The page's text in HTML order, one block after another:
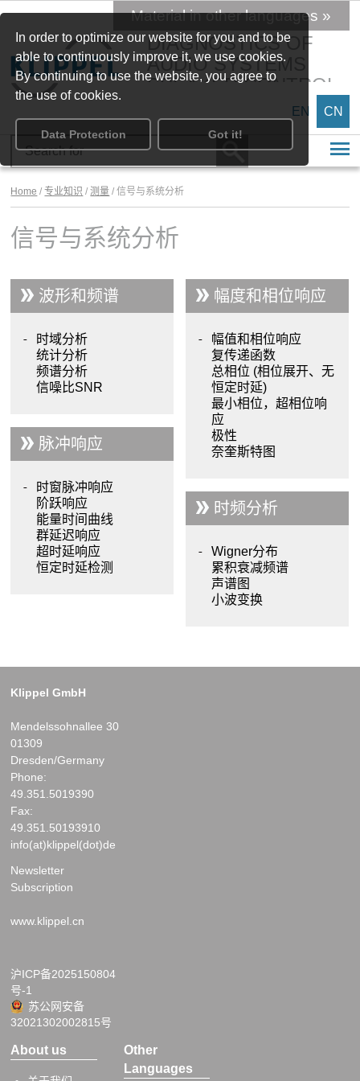
In order to optimize our website for you and to be
able to continuously improve it, we use cookies.
By continuing to use the website, you agree to
the use of cookies.
Data Protection Got it!
DIAGNOSTICS OF
AUDIO SYSTEMS
SPEAKER CONTROL
Material in other languages »
EN CN
Home /专业知识 /测量 / 信号与系统分析
信号与系统分析
波形和频谱
时域分析
统计分析
频谱分析
信噪比SNR
幅度和相位响应
幅值和相位响应
复传递函数
总相位 (相位展开、无
恒定时延)
最小相位，超相位响
应
极性
奈奎斯特图
脉冲响应
时窗脉冲响应
阶跃响应
能量时间曲线
群延迟响应
超时延响应
恒定时延检测
时频分析
Wigner分布
累积衰减频谱
声谱图
小波变换
Klippel GmbH
Mendelssohnallee 30
01309
Dresden/Germany
Phone:
49.351.5019390
Fax:
49.351.50193910
info(at)klippel(dot)de
Newsletter
Subscription
www.klippel.cn
沪ICP备2025150804
号-1
苏公网安备
32021302002815号
About us
Other
Languages